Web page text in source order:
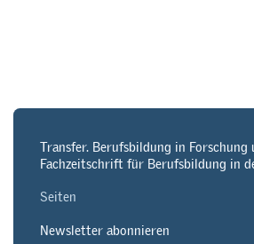
Transfer. Berufsbildung in Forschung
Fachzeitschrift für Berufsbildung in
Seiten
Newsletter abonnieren